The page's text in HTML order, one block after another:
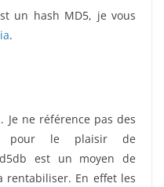
un hash MD5, je vous
.
Je ne référence pas des
pour le plaisir de
est un moyen de
rentabiliser. En effet les